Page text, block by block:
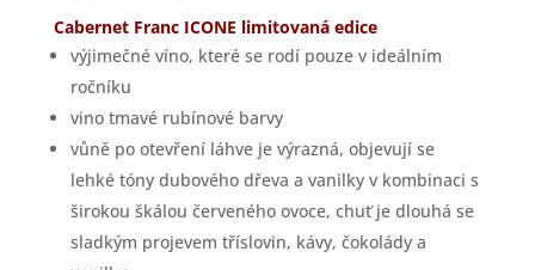
Cabernet Franc ICONE limitovaná edice
výjimečné víno, které se rodí pouze v ideálním
ročníku
vino tmavé rubínové barvy
vůně po otevření láhve je výrazná, objevují se
lehké tóny dubového dřeva a vanilky v kombinaci s
širokou škálou červeného ovoce, chuť je dlouhá se
sladkým projevem tříslovin, kávy, čokolády a